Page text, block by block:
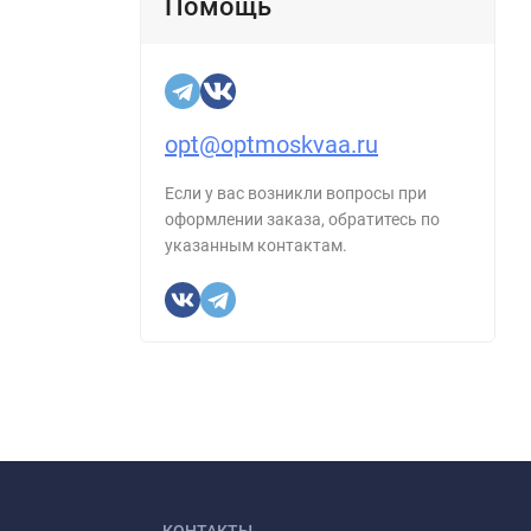
Помощь
opt@optmoskvaa.ru
Если у вас возникли вопросы при
оформлении заказа, обратитесь по
указанным контактам.